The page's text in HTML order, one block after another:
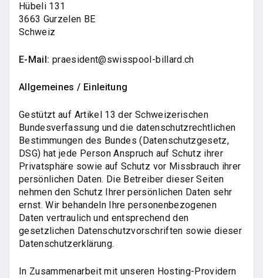
Hübeli 131
3663 Gurzelen BE
Schweiz
E-Mail: praesident@swisspool-billard.ch
Allgemeines / Einleitung
Gestützt auf Artikel 13 der Schweizerischen
Bundesverfassung und die datenschutzrechtlichen
Bestimmungen des Bundes (Datenschutzgesetz,
DSG) hat jede Person Anspruch auf Schutz ihrer
Privatsphäre sowie auf Schutz vor Missbrauch ihrer
persönlichen Daten. Die Betreiber dieser Seiten
nehmen den Schutz Ihrer persönlichen Daten sehr
ernst. Wir behandeln Ihre personenbezogenen
Daten vertraulich und entsprechend den
gesetzlichen Datenschutzvorschriften sowie dieser
Datenschutzerklärung.
In Zusammenarbeit mit unseren Hosting-Providern